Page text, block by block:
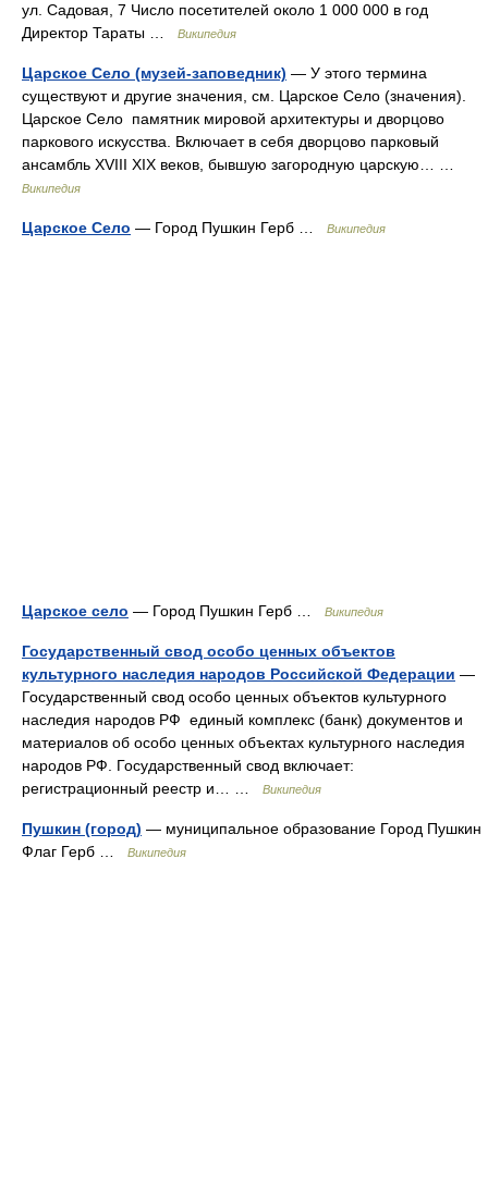
ул. Садовая, 7 Число посетителей около 1 000 000 в год
Директор Тараты …
Википедия
Царское Село (музей-заповедник) — У этого термина
существуют и другие значения, см. Царское Село (значения).
Царское Село памятник мировой архитектуры и дворцово
паркового искусства. Включает в себя дворцово парковый
ансамбль XVIII XIX веков, бывшую загородную царскую… …
Википедия
Царское Село — Город Пушкин Герб … Википедия
Царское село — Город Пушкин Герб … Википедия
Государственный свод особо ценных объектов
культурного наследия народов Российской Федерации —
Государственный свод особо ценных объектов культурного
наследия народов РФ единый комплекс (банк) документов и
материалов об особо ценных объектах культурного наследия
народов РФ. Государственный свод включает:
регистрационный реестр и… …
Википедия
Пушкин (город) — муниципальное образование Город Пушкин
Флаг Герб …
Википедия